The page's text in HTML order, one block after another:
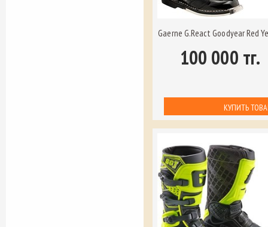
Gaerne G.React Goodyear Red
100 000 тг.